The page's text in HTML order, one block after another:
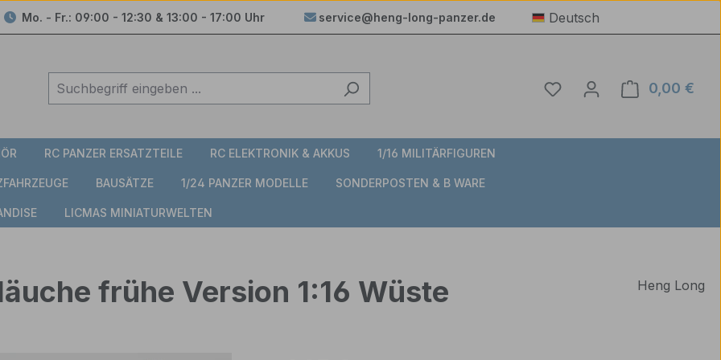
Mo. - Fr.: 09:00 - 12:30 & 13:00 - 17:00 Uhr service@heng-long-panzer.de Deutsch
Du hast 0 Produkte auf
0,00 €
RC PANZER ERSATZTEILE RC ELEKTRONIK & AKKUS 1/16 MILITÄRFIGUREN
BAUSÄTZE 1/24 PANZER MODELLE SONDERPOSTEN & B WARE
LICMAS MINIATURWELTEN
frühe Version 1:16 Wüste Heng Long